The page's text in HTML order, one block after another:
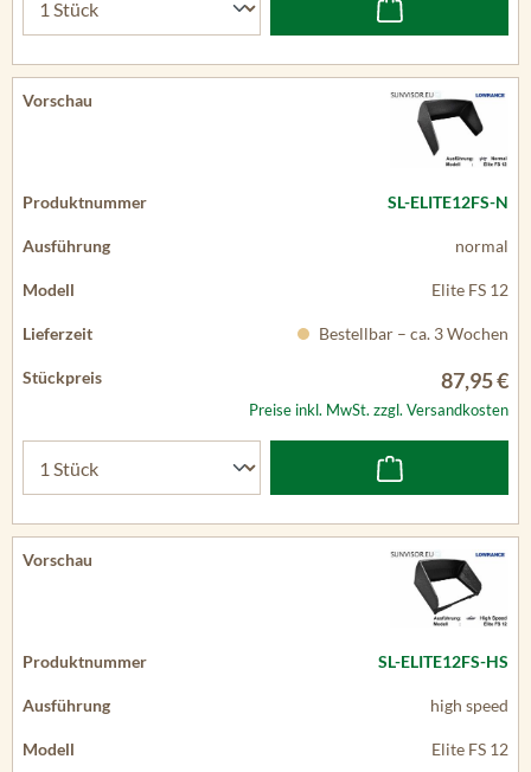
SL-ELITE12FS-N
normal
Elite FS 12
Bestellbar – ca. 3 Wochen
87,95 €
Preise inkl. MwSt. zzgl. Versandkosten
SL-ELITE12FS-HS
high speed
Elite FS 12